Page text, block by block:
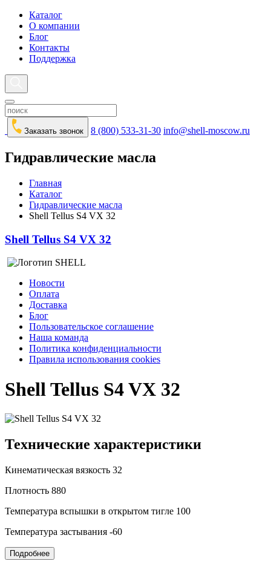
Каталог
О компании
Блог
Контакты
Поддержка
Заказать звонок 8 (800) 533-31-30 info@shell-moscow.ru
Гидравлические масла
Главная
Каталог
Гидравлические масла
Shell Tellus S4 VX 32
Shell Tellus S4 VX 32
Новости
Оплата
Доставка
Блог
Пользовательское соглашение
Наша команда
Политика конфиденциальности
Правила использования cookies
Shell Tellus S4 VX 32
Технические характеристики
Кинематическая вязкость 32
Плотность 880
Температура вспышки в открытом тигле 100
Температура застывания -60
Подробнее